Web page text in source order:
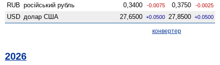
RUB російський рубль 0,3400 -0.0075 0,3750 -0.0025
USD долар США 27,6500 +0.0500 27,8500 +0.0500
конвертер
2026